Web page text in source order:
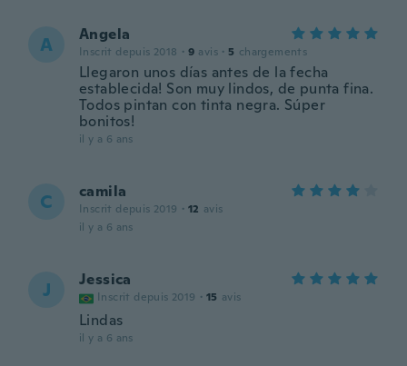
A Angela
Inscrit depuis 2018 · 9 avis · 5 chargements
Llegaron unos días antes de la fecha
establecida! Son muy lindos, de punta fina.
Todos pintan con tinta negra. Súper
bonitos!
il y a 6 ans
C camila
Inscrit depuis 2019 · 12 avis
il y a 6 ans
J Jessica
Inscrit depuis 2019 · 15 avis
Lindas
il y a 6 ans